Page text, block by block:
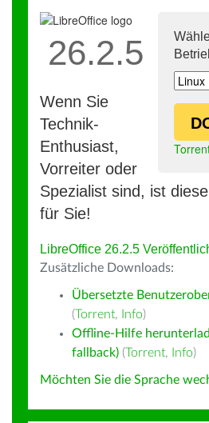
26.2.5
Wenn Sie
Technik-
Enthusiast,
Vorreiter oder
Spezialist sind, ist
für Sie!
LibreOffice 26.2.5
Zusätzliche Downloads:
Übersetzte
(Torrent, Info)
Offline-Hilfe
fallback) (Torrent, Info)
Möchten Sie die Sprache